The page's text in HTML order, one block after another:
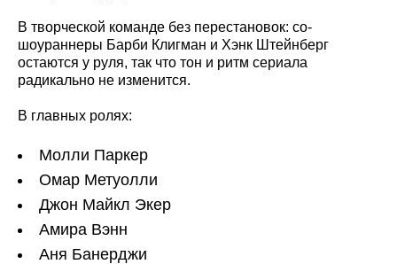
В творческой команде без перестановок: со-
шоураннеры Барби Клигман и Хэнк Штейнберг
остаются у руля, так что тон и ритм сериала
радикально не изменится.
В главных ролях:
Молли Паркер
Омар Метуолли
Джон Майкл Экер
Амира Вэнн
Аня Банерджи